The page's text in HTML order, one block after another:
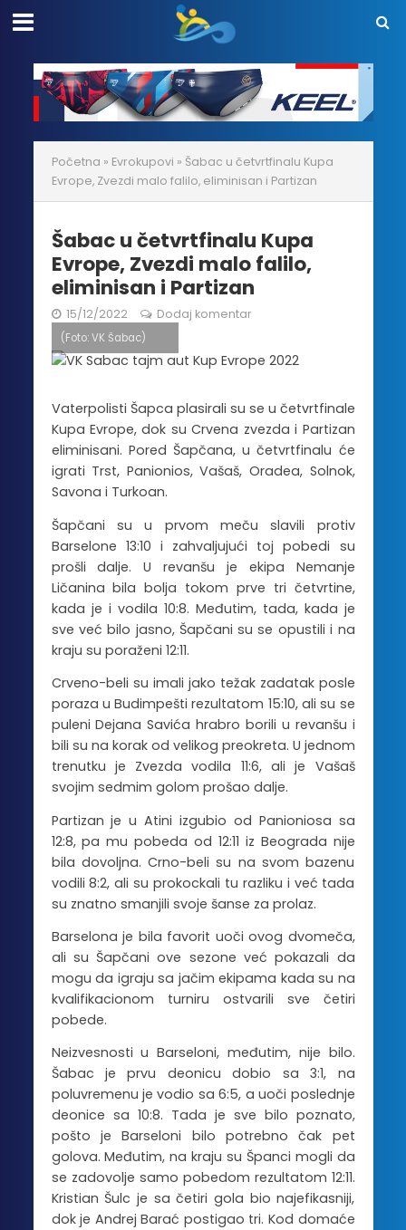
Početna » Evrokupovi » Šabac u četvrtfinalu Kupa
Evrope, Zvezdi malo falilo, eliminisan i Partizan
Šabac u četvrtfinalu Kupa
Evrope, Zvezdi malo falilo,
eliminisan i Partizan
15/12/2022 Dodaj komentar
(Foto: VK Šabac)
Vaterpolisti Šapca plasirali su se u četvrtfinale
Kupa Evrope, dok su Crvena zvezda i Partizan
eliminisani. Pored Šapčana, u četvrtfinalu će
igrati Trst, Panionios, Vašaš, Oradea, Solnok,
Savona i Turkoan.
Šapčani su u prvom meču slavili protiv
Barselone 13:10 i zahvaljujući toj pobedi su
prošli dalje. U revanšu je ekipa Nemanje
Ličanina bila bolja tokom prve tri četvrtine,
kada je i vodila 10:8. Međutim, tada, kada je
sve već bilo jasno, Šapčani su se opustili i na
kraju su poraženi 12:11.
Crveno-beli su imali jako težak zadatak posle
poraza u Budimpešti rezultatom 15:10, ali su se
puleni Dejana Savića hrabro borili u revanšu i
bili su na korak od velikog preokreta. U jednom
trenutku je Zvezda vodila 11:6, ali je Vašaš
svojim sedmim golom prošao dalje.
Partizan je u Atini izgubio od Panioniosa sa
12:8, pa mu pobeda od 12:11 iz Beograda nije
bila dovoljna. Crno-beli su na svom bazenu
vodili 8:2, ali su prokockali tu razliku i već tada
su znatno smanjili svoje šanse za prolaz.
Barselona je bila favorit uoči ovog dvomeča,
ali su Šapčani ove sezone već pokazali da
mogu da igraju sa jačim ekipama kada su na
kvalifikacionom turniru ostvarili sve četiri
pobede.
Neizvesnosti u Barseloni, međutim, nije bilo.
Šabac je prvu deonicu dobio sa 3:1, na
poluvremenu je vodio sa 6:5, a uoči poslednje
deonice sa 10:8. Tada je sve bilo poznato,
pošto je Barseloni bilo potrebno čak pet
golova. Međutim, na kraju su Španci mogli da
se zadovolje samo pobedom rezultatom 12:11.
Kristian Šulc je sa četiri gola bio najefikasniji,
dok je Andrej Barać postigao tri. Kod domaće